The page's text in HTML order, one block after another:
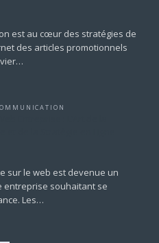
est au cœur des stratégies de
des articles promotionnels
sur le web est devenue un
entreprise souhaitant se
Les…